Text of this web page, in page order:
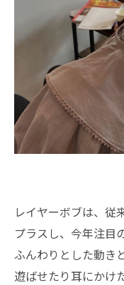
レイヤーボブは、従
プラスし、今年注目
ふんわりとした動き
遊ばせたり耳にかけ